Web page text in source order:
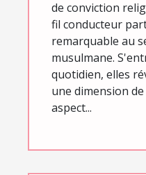
de conviction
fil conducteur
remarquable au
musulmane.
quotidien, elles
une dimension
aspect...